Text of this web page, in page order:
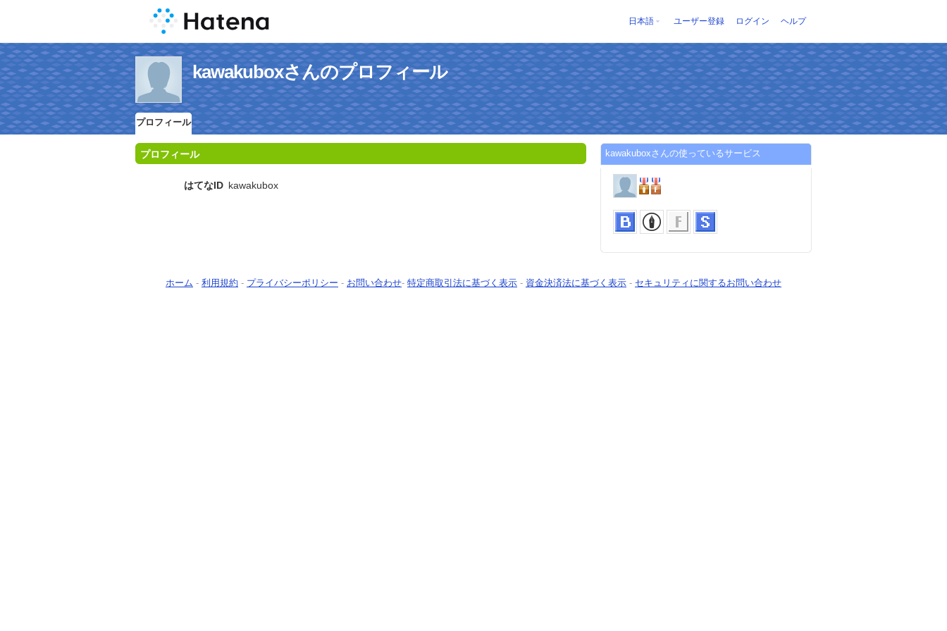
日本語 ユーザー登録 ログイン ヘルプ
kawakuboxさんのプロフィール
プロフィール
プロフィール
はてなID kawakubox
kawakuboxさんの使っているサービス
ホーム - 利用規約 - プライバシーポリシー - お問い合わせ- 特定商取引法に基づく表示 - 資金決済法に基づく表示 - セキュリティに関するお問い合わせ